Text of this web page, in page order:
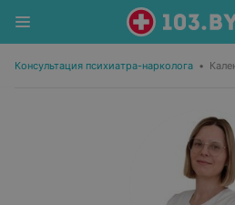
Консультация психиатра-нарколога •